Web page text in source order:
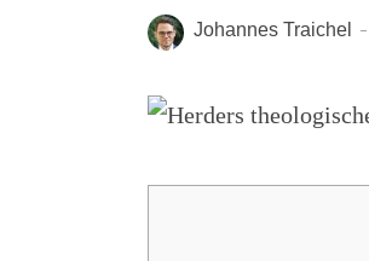
Johannes Traichel